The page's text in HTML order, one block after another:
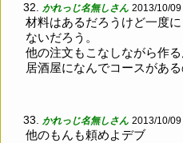
32. かれっじ名無しさん 2013/10/09
材料はあるだろうけど一度
ないだろう。
他の注文もこなしながら作
居酒屋になんでコースがあ
33. かれっじ名無しさん 2013/10/09
他のもんも頼めよデブ